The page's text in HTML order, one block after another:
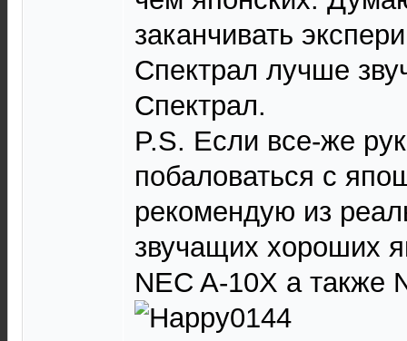
заканчивать
Спектрал лучше
Спектрал.
P.S. Если все-же
побаловаться с
рекомендую из
звучащих хороших
NEC A-10X а также